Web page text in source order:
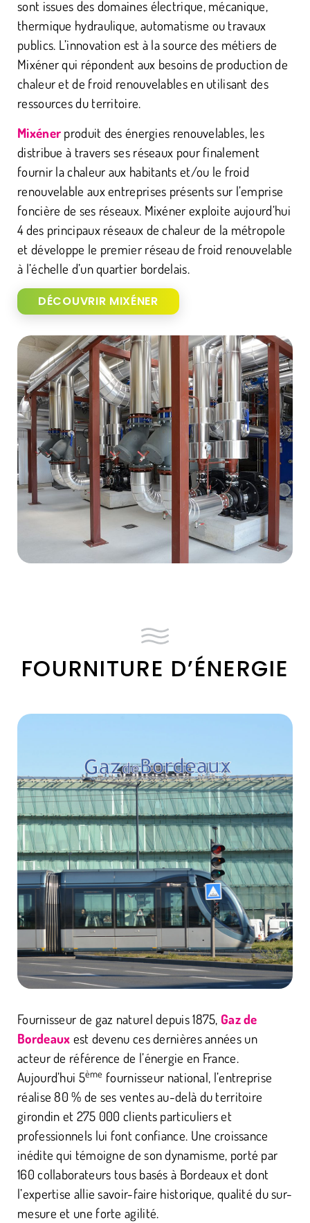
sont issues des domaines électrique, mécanique,
thermique hydraulique, automatisme ou travaux
publics. L’innovation est à la source des métiers de
Mixéner qui répondent aux besoins de production de
chaleur et de froid renouvelables en utilisant des
ressources du territoire.
Mixéner produit des énergies renouvelables, les
distribue à travers ses réseaux pour finalement
fournir la chaleur aux habitants et/ou le froid
renouvelable aux entreprises présents sur l’emprise
foncière de ses réseaux. Mixéner exploite aujourd’hui
4 des principaux réseaux de chaleur de la métropole
et développe le premier réseau de froid renouvelable
à l’échelle d’un quartier bordelais.
DÉCOUVRIR MIXÉNER
FOURNITURE D’ÉNERGIE
Fournisseur de gaz naturel depuis 1875, Gaz de
Bordeaux est devenu ces dernières années un
acteur de référence de l’énergie en France.
Aujourd’hui 5ème fournisseur national, l’entreprise
réalise 80 % de ses ventes au-delà du territoire
girondin et 275 000 clients particuliers et
professionnels lui font confiance. Une croissance
inédite qui témoigne de son dynamisme, porté par
160 collaborateurs tous basés à Bordeaux et dont
l’expertise allie savoir-faire historique, qualité du sur-
mesure et une forte agilité.